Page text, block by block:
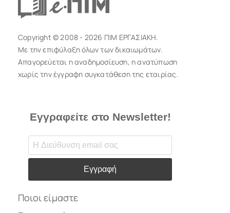
Copyright © 2008 - 2026 ΠΙΜ ΕΡΓΑΣΙΑΚΗ.
Με την επιφύλαξη όλων των δικαιωμάτων.
Απαγορεύεται η αναδημοσίευση, η ανατύπωση
χωρίς την έγγραφη συγκατάθεση της εταιρίας.
Εγγραφείτε στο Newsletter!
Εγγραφή
Ποιοι είμαστε